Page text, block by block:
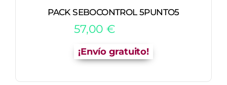
PACK SEBOCONTROL 5PUNTO5
57,00 €
¡Envío gratuito!